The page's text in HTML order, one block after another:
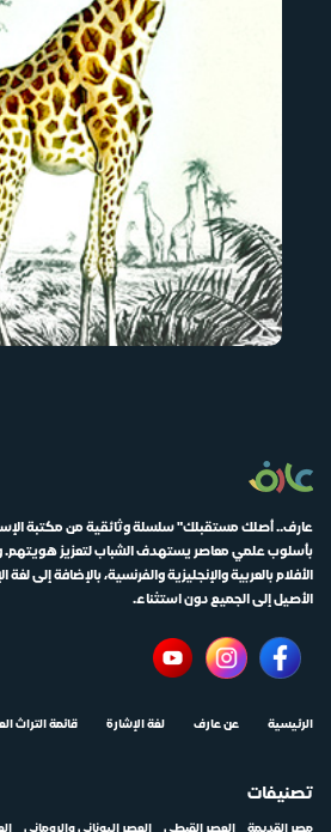
عارف.. أصلك مستقبلك" سلسلة وثائقية من مكتبة
بأسلوب علمي معاصر يستهدف الشباب لتعزيز هويتهم.
الأفلام بالعربية والإنجليزية والفرنسية، بالإضافة إلى
الأصيل إلى الجميع دون استثناء.
الرئيسية عن عارف لغة الإشارة قائمة التراث
تصنيفات
مصر القديمة العصر القبطي العصر اليوناني والروماني